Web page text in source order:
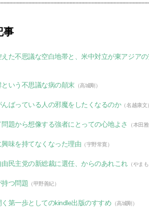
事
た不思議な空白地帯と、米中対立が東アジア
いう不思議な病の顛末（高城剛）
ばっている人の邪魔をしたくなるのか（名越康文
題から想像する強者にとっての心地よさ （本田
味を持てなくなった理由 （宇野常寛）
民主党の新総裁に選任、からのあれこれ （やま
つ問題 （甲野善紀）
第一歩としてのkindle出版のすすめ （高城剛）